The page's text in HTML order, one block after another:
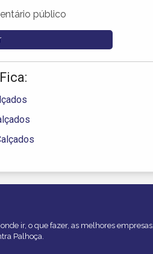
público
ir, o que fazer, as melhores empresas,
Palhoça.